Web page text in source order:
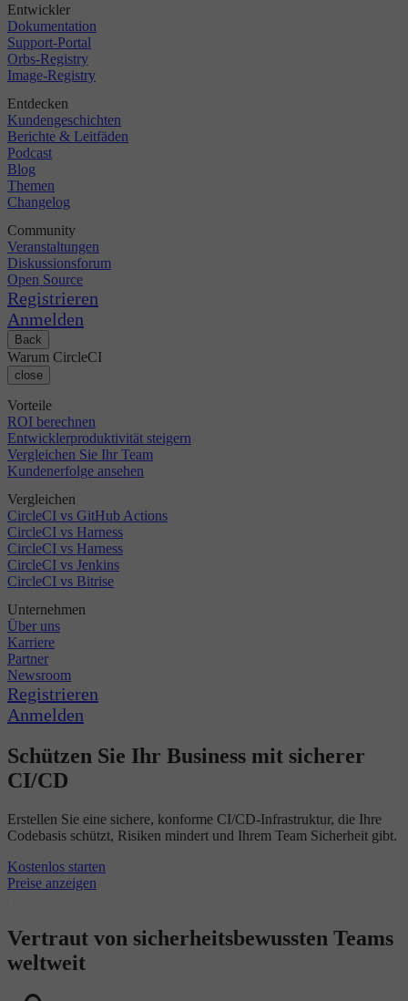
Entwickler
Dokumentation
Support-Portal
Orbs-Registry
Image-Registry
Entdecken
Kundengeschichten
Berichte & Leitfäden
Podcast
Blog
Themen
Changelog
Community
Veranstaltungen
Diskussionsforum
Open Source
Registrieren
Anmelden
Back
Warum CircleCI
close
Vorteile
ROI berechnen
Entwicklerproduktivität steigern
Vergleichen Sie Ihr Team
Kundenerfolge ansehen
Vergleichen
CircleCI vs GitHub Actions
CircleCI vs Harness
CircleCI vs Harness
CircleCI vs Jenkins
CircleCI vs Bitrise
Unternehmen
Über uns
Karriere
Partner
Newsroom
Registrieren
Anmelden
Schützen Sie Ihr Business mit sicherer
CI/CD
Erstellen Sie eine sichere, konforme CI/CD-Infrastruktur, die Ihre
Codebasis schützt, Risiken mindert und Ihrem Team Sicherheit gibt.
Kostenlos starten
Preise anzeigen
Vertraut von sicherheitsbewussten Teams
weltweit